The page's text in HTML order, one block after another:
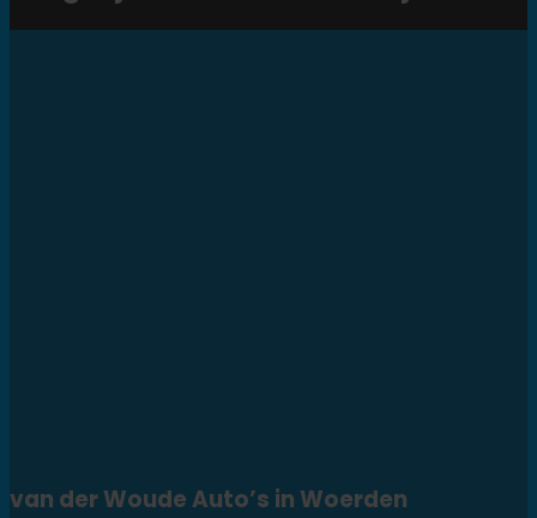
van der Woude Auto’s in Woerden